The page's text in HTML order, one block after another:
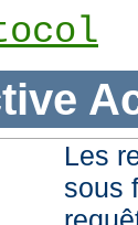
Les
sous